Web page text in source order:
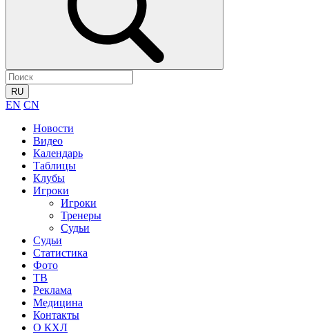
RU
EN CN
Новости
Видео
Календарь
Таблицы
Клубы
Игроки
Игроки
Тренеры
Судьи
Судьи
Статистика
Фото
ТВ
Реклама
Медицина
Контакты
О КХЛ